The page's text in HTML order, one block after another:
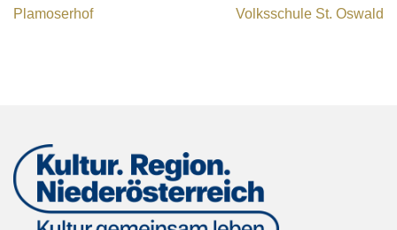
Plamoserhof Volksschule St. Oswald